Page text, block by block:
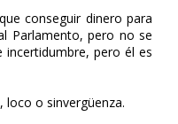
conseguir dinero para
Parlamento, pero no se
pero él es
loco o sinvergüenza.